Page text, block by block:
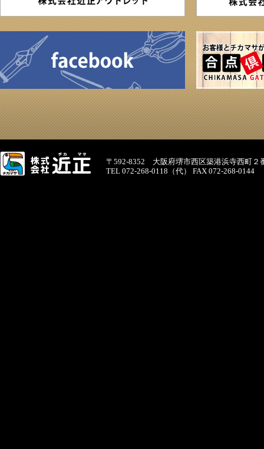
〒592-8352 大阪府堺市西区築港浜寺西町２
TEL 072-268-0118（代） FAX 072-268-0144